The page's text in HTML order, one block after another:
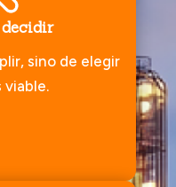
sino de elegir
viable.